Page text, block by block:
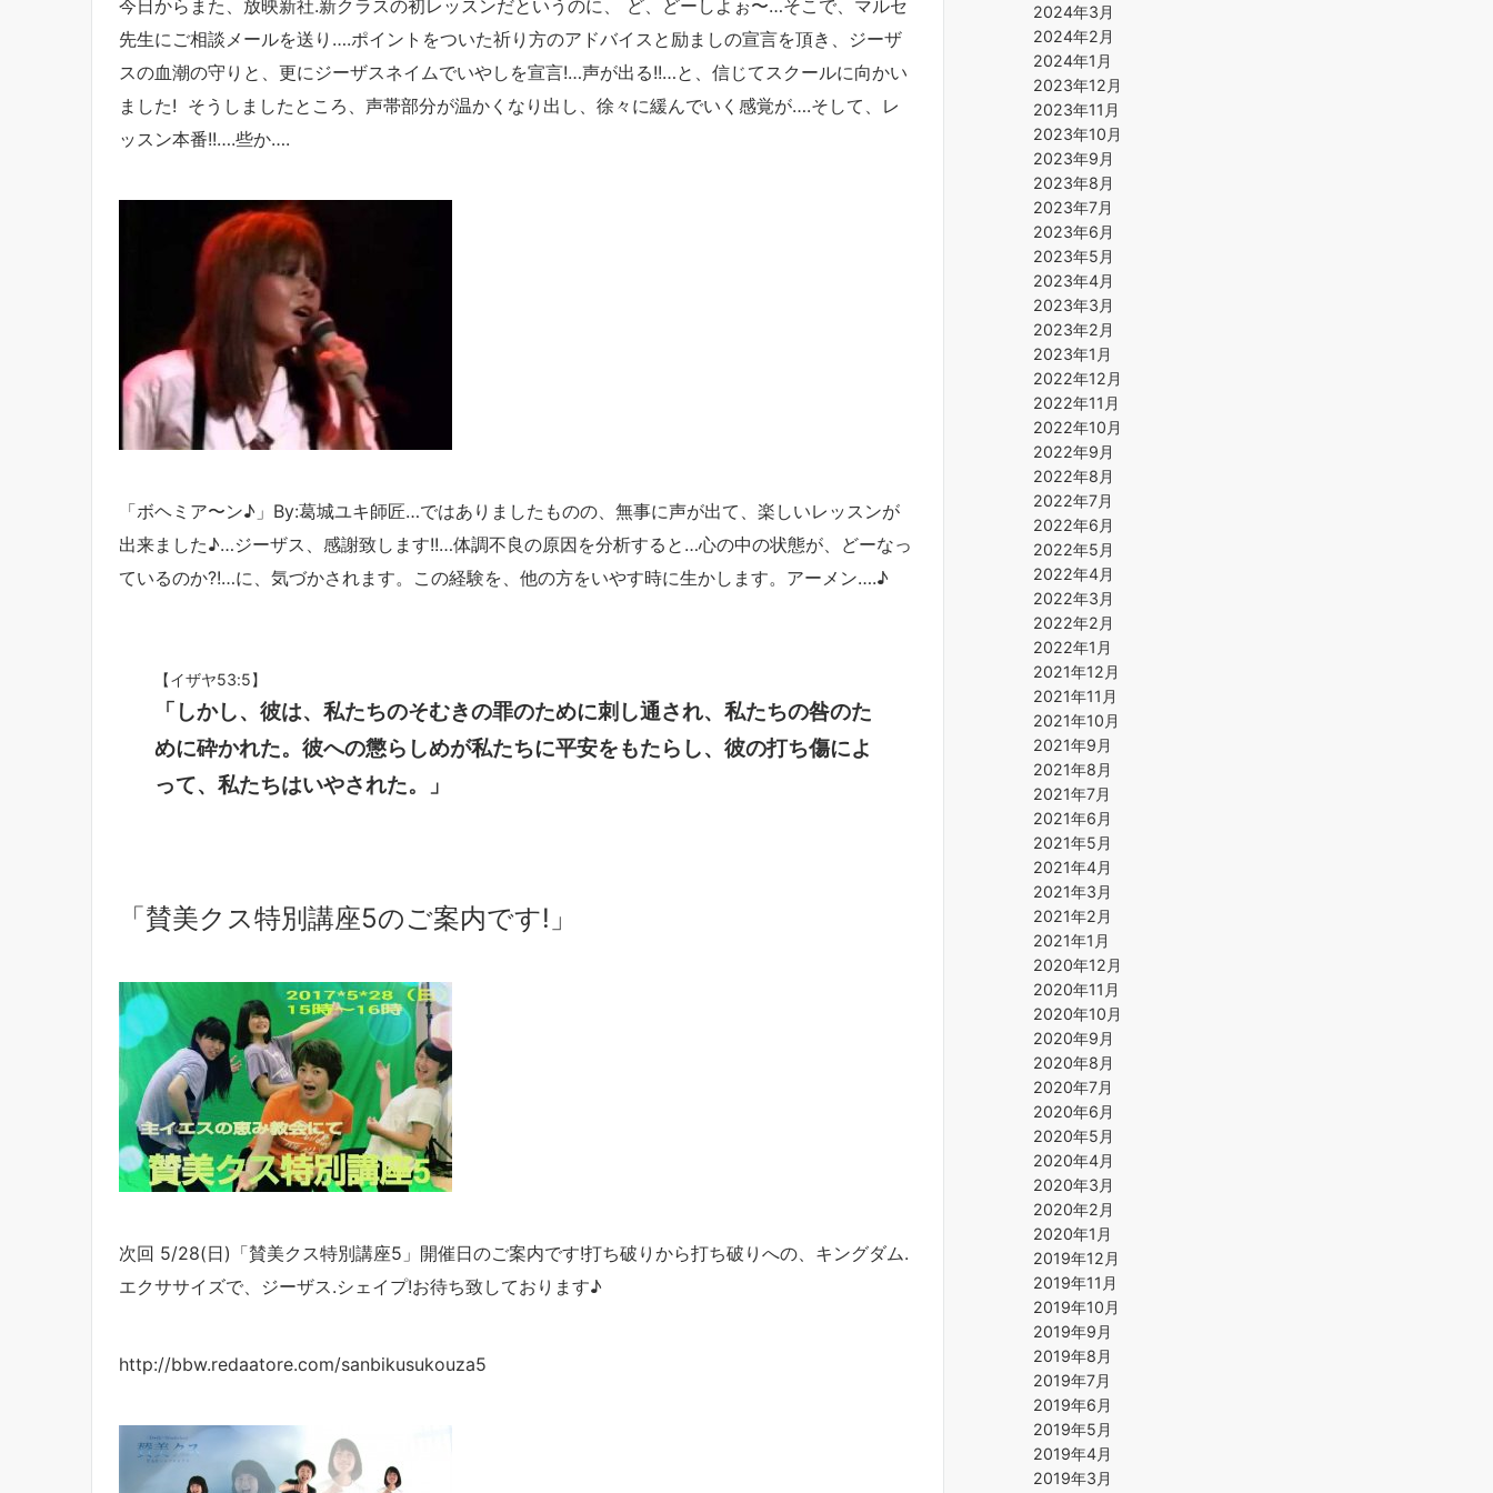
今日からまた、放映新社.新クラスの初レッスンだというのに、 ど、どーしよぉ〜…そこで、マルセ
先生にご相談メールを送り….ポイントをついた祈り方のアドバイスと励ましの宣言を頂き、ジーザ
スの血潮の守りと、更にジーザスネイムでいやしを宣言!…声が出る!!…と、信じてスクールに向かい
ました! そうしましたところ、声帯部分が温かくなり出し、徐々に緩んでいく感覚が….そして、レ
ッスン本番!!….些か….
「ボヘミア〜ン♪」By:葛城ユキ師匠…ではありましたものの、無事に声が出て、楽しいレッスンが
出来ました♪…ジーザス、感謝致します!!…体調不良の原因を分析すると…心の中の状態が、どーなっ
ているのか?!…に、気づかされます。この経験を、他の方をいやす時に生かします。アーメン….♪
【イザヤ53:5】
「しかし、彼は、私たちのそむきの罪のために刺し通され、私たちの咎のた
めに砕かれた。彼への懲らしめが私たちに平安をもたらし、彼の打ち傷によ
って、私たちはいやされた。」
「賛美クス特別講座5のご案内です!」
次回 5/28(日)「賛美クス特別講座5」開催日のご案内です!打ち破りから打ち破りへの、 キングダム.
エクササイズで、ジーザス.シェイプ!お待ち致しております♪
http://bbw.redaatore.com/sanbikusukouza5
2024年3月
2024年2月
2024年1月
2023年12月
2023年11月
2023年10月
2023年9月
2023年8月
2023年7月
2023年6月
2023年5月
2023年4月
2023年3月
2023年2月
2023年1月
2022年12月
2022年11月
2022年10月
2022年9月
2022年8月
2022年7月
2022年6月
2022年5月
2022年4月
2022年3月
2022年2月
2022年1月
2021年12月
2021年11月
2021年10月
2021年9月
2021年8月
2021年7月
2021年6月
2021年5月
2021年4月
2021年3月
2021年2月
2021年1月
2020年12月
2020年11月
2020年10月
2020年9月
2020年8月
2020年7月
2020年6月
2020年5月
2020年4月
2020年3月
2020年2月
2020年1月
2019年12月
2019年11月
2019年10月
2019年9月
2019年8月
2019年7月
2019年6月
2019年5月
2019年4月
2019年3月